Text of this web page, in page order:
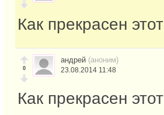
Как прекрасен
0
андрей (аноним)
23.08.2014 11:48
Как прекрасен